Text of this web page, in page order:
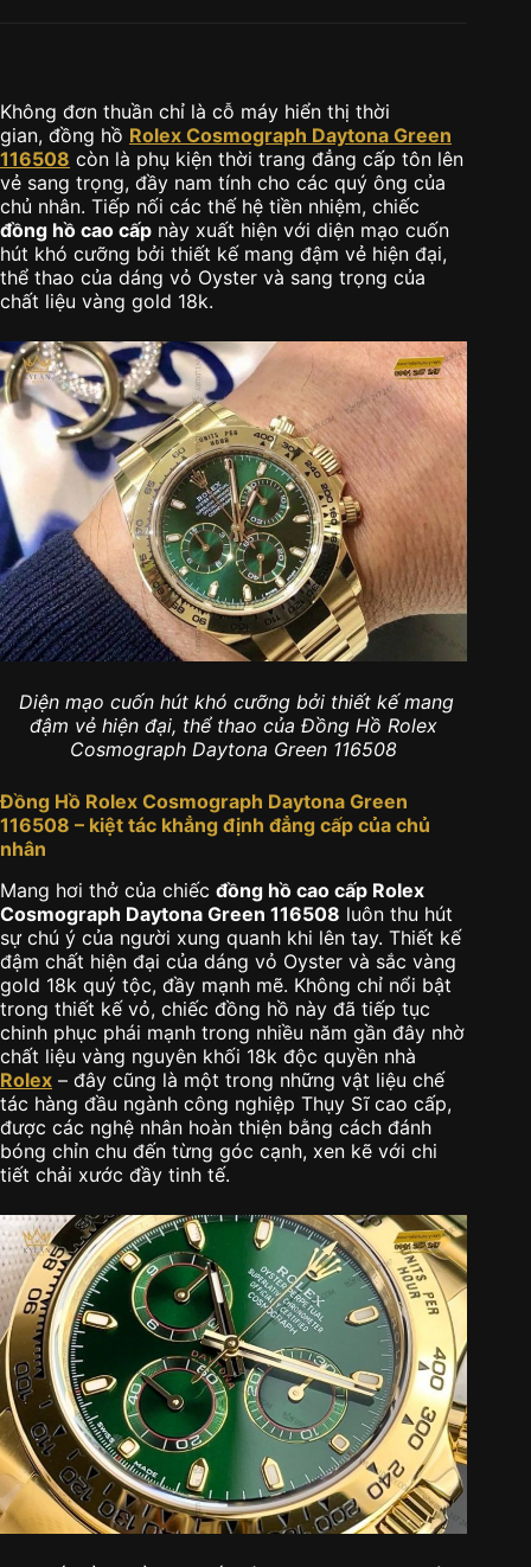
Không đơn thuần chỉ là cỗ máy hiển thị thời
gian, đồng hồ Rolex Cosmograph Daytona Green
116508 còn là phụ kiện thời trang đẳng cấp tôn lên
vẻ sang trọng, đầy nam tính cho các quý ông của
chủ nhân. Tiếp nối các thế hệ tiền nhiệm, chiếc
đồng hồ cao cấp này xuất hiện với diện mạo cuốn
hút khó cưỡng bởi thiết kế mang đậm vẻ hiện đại,
thể thao của dáng vỏ Oyster và sang trọng của
chất liệu vàng gold 18k.
Diện mạo cuốn hút khó cưỡng bởi thiết kế mang
đậm vẻ hiện đại, thể thao của Đồng Hồ Rolex
Cosmograph Daytona Green 116508
Đồng Hồ Rolex Cosmograph Daytona Green
116508 – kiệt tác khẳng định đẳng cấp của chủ
nhân
Mang hơi thở của chiếc đồng hồ cao cấp Rolex
Cosmograph Daytona Green 116508 luôn thu hút
sự chú ý của người xung quanh khi lên tay. Thiết kế
đậm chất hiện đại của dáng vỏ Oyster và sắc vàng
gold 18k quý tộc, đầy mạnh mẽ. Không chỉ nổi bật
trong thiết kế vỏ, chiếc đồng hồ này đã tiếp tục
chinh phục phái mạnh trong nhiều năm gần đây nhờ
chất liệu vàng nguyên khối 18k độc quyền nhà
Rolex – đây cũng là một trong những vật liệu chế
tác hàng đầu ngành công nghiệp Thụy Sĩ cao cấp,
được các nghệ nhân hoàn thiện bằng cách đánh
bóng chỉn chu đến từng góc cạnh, xen kẽ với chi
tiết chải xước đầy tinh tế.